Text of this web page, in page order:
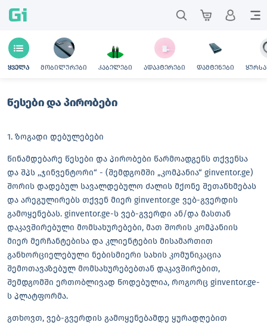
Gi
ყველა მობილურები კაბელები ადაპტერები დამტენები
წესები და პირობები
1. ზოგადი დებულებები
წინამდებარე წესები და პირობები წარმოადგენს თქვენსა
და შპს ,,ჯინვენტორი“ - (შემდგომში „კომპანია“ ginventor.ge)
შორის დადებულ სავალდებულო ძალის მქონე შეთანხმებას
და არეგულირებს თქვენ მიერ ginventor.ge ვებ-გვერდის
გამოყენებას. ginventor.ge-ს ვებ-გვერდი ან/და მასთან
დაკავშირებული მომსახურებები, მათ შორის კომპანიის
მიერ მერჩანტებისა და კლიენტების მისამართით
განხორციელებული ნებისმიერი სახის კომუნიკაცია
შემოთავაზებულ მომსახურებებთან დაკავშირებით,
შემდგომში ერთობლივად წოდებულია, როგორც ginventor.ge-
ს პლატფორმა.
გთხოვთ, ვებ-გვერდის გამოყენებამდე ყურადღებით